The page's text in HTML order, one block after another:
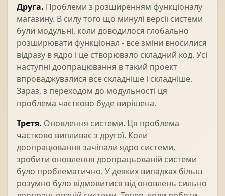
Друга. Проблеми з розширенням функціоналу
магазину. В силу того що минулі версії системи
були модульні, коли доводилося глобально
розширювати функціонал - все зміни вносилися
відразу в ядро ​​і це створювало складний код. Усі
наступні доопрацювання в такий проект
впроваджувалися все складніше і складніше.
Зараз, з переходом до модульності ця
проблема частково буде вирішена.
Третя. Оновлення системи. Ця проблема
частково випливає з другої. Коли
доопрацювання зачіпали ядро ​​системи,
зробити оновлення доопрацьованій системи
було проблематично. У деяких випадках більш
розумно було відмовитися від оновлень сильно